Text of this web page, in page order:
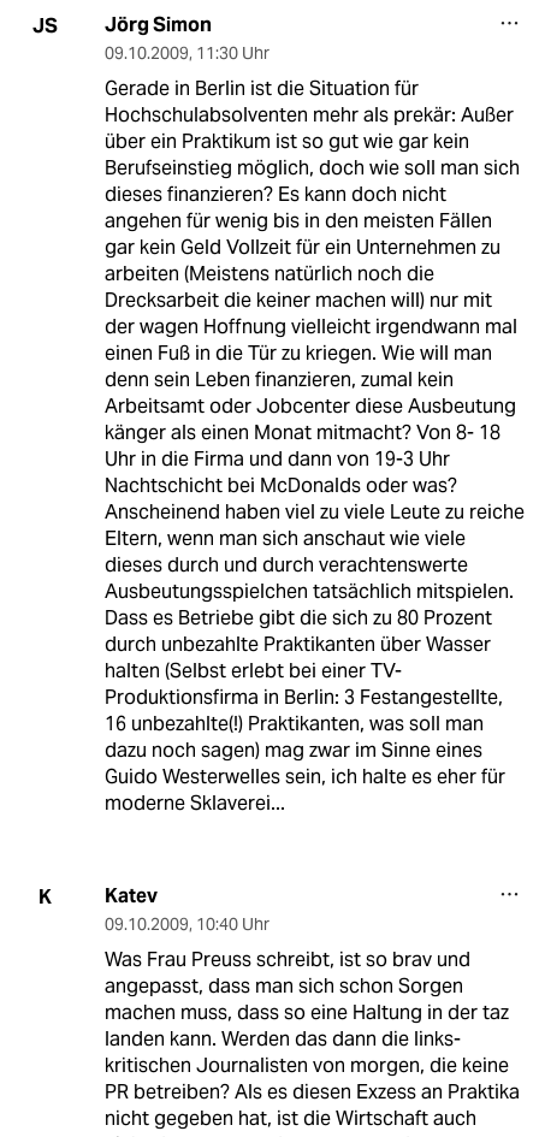
JS Jörg Simon
09.10.2009, 11:30 Uhr
Gerade in Berlin ist die Situation für
Hochschulabsolventen mehr als prekär: Außer
über ein Praktikum ist so gut wie gar kein
Berufseinstieg möglich, doch wie soll man sich
dieses finanzieren? Es kann doch nicht
angehen für wenig bis in den meisten Fällen
gar kein Geld Vollzeit für ein Unternehmen zu
arbeiten (Meistens natürlich noch die
Drecksarbeit die keiner machen will) nur mit
der wagen Hoffnung vielleicht irgendwann mal
einen Fuß in die Tür zu kriegen. Wie will man
denn sein Leben finanzieren, zumal kein
Arbeitsamt oder Jobcenter diese Ausbeutung
känger als einen Monat mitmacht? Von 8- 18
Uhr in die Firma und dann von 19-3 Uhr
Nachtschicht bei McDonalds oder was?
Anscheinend haben viel zu viele Leute zu reiche
Eltern, wenn man sich anschaut wie viele
dieses durch und durch verachtenswerte
Ausbeutungsspielchen tatsächlich mitspielen.
Dass es Betriebe gibt die sich zu 80 Prozent
durch unbezahlte Praktikanten über Wasser
halten (Selbst erlebt bei einer TV-
Produktionsfirma in Berlin: 3 Festangestellte,
16 unbezahlte(!) Praktikanten, was soll man
dazu noch sagen) mag zwar im Sinne eines
Guido Westerwelles sein, ich halte es eher für
moderne Sklaverei...
K Katev
09.10.2009, 10:40 Uhr
Was Frau Preuss schreibt, ist so brav und
angepasst, dass man sich schon Sorgen
machen muss, dass so eine Haltung in der taz
landen kann. Werden das dann die links-
kritischen Journalisten von morgen, die keine
PR betreiben? Als es diesen Exzess an Praktika
nicht gegeben hat, ist die Wirtschaft auch